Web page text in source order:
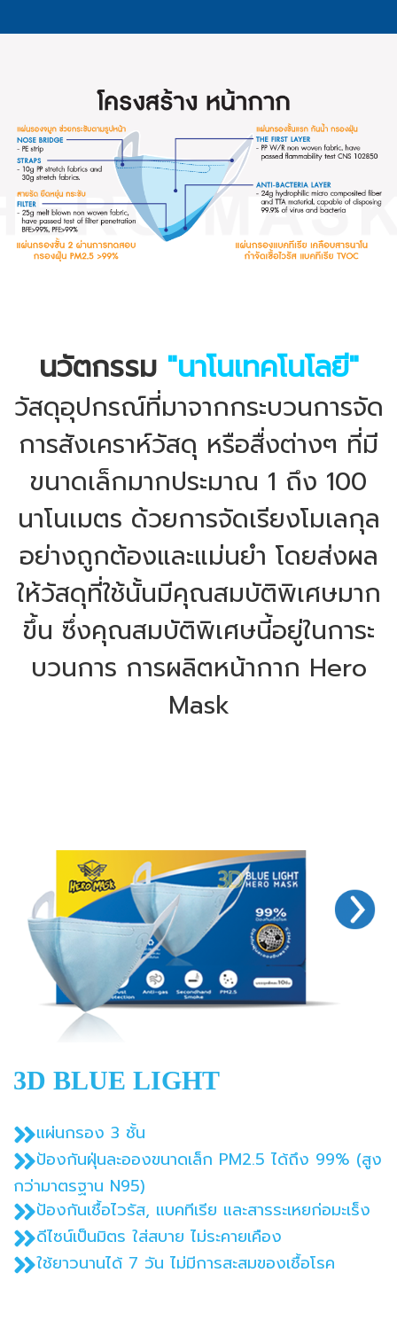
นวัตกรรม "นาโนเทคโนโลยี"
วัสดุอุปกรณ์ที่มาจากกระบวนการจัด
การสังเคราห์วัสดุ หรือสื่งต่างๆ ที่มี
ขนาดเล็กมากประมาณ 1 ถึง 100
นาโนเมตร ด้วยการจัดเรียงโมเลกุล
อย่างถูกต้องและแม่นยำ โดยส่งผล
ให้วัสดุที่ใช้นั้นมีคุณสมบัติพิเศษมาก
ขึ้น ซึ่งคุณสมบัติพิเศษนี้อยู่ในการะ
บวนการ การผลิตหน้ากาก Hero
Mask
3D BLUE LIGHT
แผ่นกรอง 3 ชั้น
ป้องกันฝุ่นละอองขนาดเล็ก PM2.5 ได้ถึง 99% (สูง
กว่ามาตรฐาน N95)
ป้องกันเชื้อไวรัส, แบคทีเรีย และสารระเหยก่อมะเร็ง
ดีไซน์เป็นมิตร ใส่สบาย ไม่ระคายเคือง
ใช้ยาวนานได้ 7 วัน ไม่มีการสะสมของเชื้อโรค